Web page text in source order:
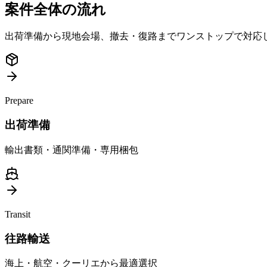
案件全体の流れ
出荷準備から現地会場、撤去・復路までワンストップで対応
Prepare
出荷準備
輸出書類・通関準備・専用梱包
Transit
往路輸送
海上・航空・クーリエから最適選択